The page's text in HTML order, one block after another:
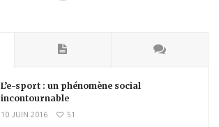
L’e-sport : un phénomène social
incontournable
10 JUIN 2016 51